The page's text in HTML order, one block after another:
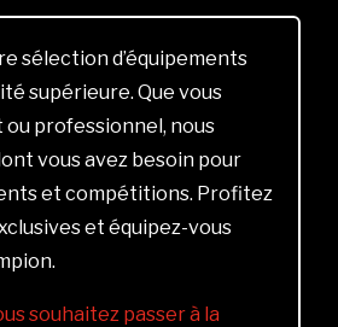
sélection d’équipements
supérieure. Que vous
ou professionnel, nous
vous avez besoin pour
et compétitions. Profitez
et équipez-vous
souhaitez passer à la